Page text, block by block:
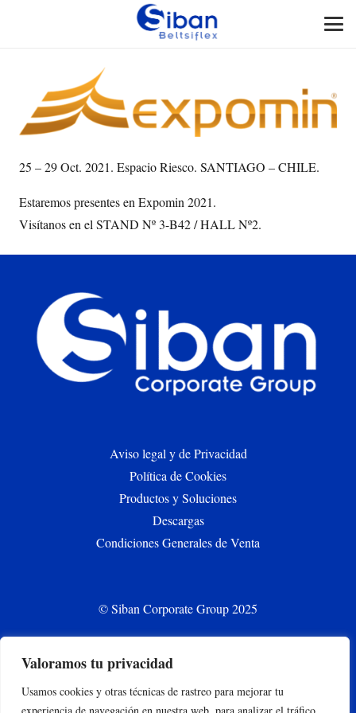
Valoramos tu privacidad
Usamos cookies y otras técnicas de rastreo para mejorar tu
25 – 29 Oct. 2021. Espacio Riesco. SANTIAGO – CHILE.
Estaremos presentes en Expomin 2021.
Visítanos en el STAND Nº 3-B42 / HALL Nº2.
Aviso legal y de Privacidad
Política de Cookies
Productos y Soluciones
Descargas
Condiciones Generales de Venta
© Siban Corporate Group 2025
CONTACT
siban.bilbao@siban.com